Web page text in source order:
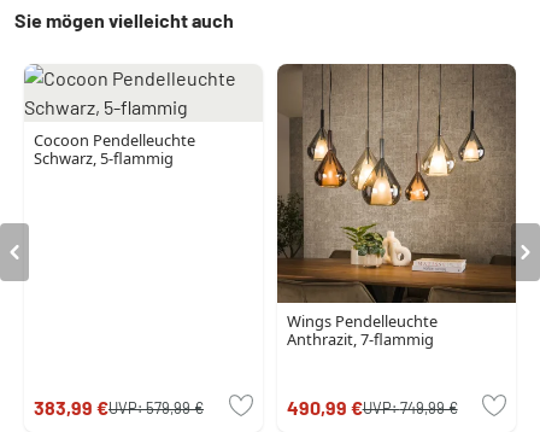
Sie mögen vielleicht auch
Cocoon Pendelleuchte
Schwarz, 5-flammig
383,99 €UVP:579,99 €
Wings Pendelleuchte
Anthrazit, 7-flammig
490,99 €UVP:749,99 €